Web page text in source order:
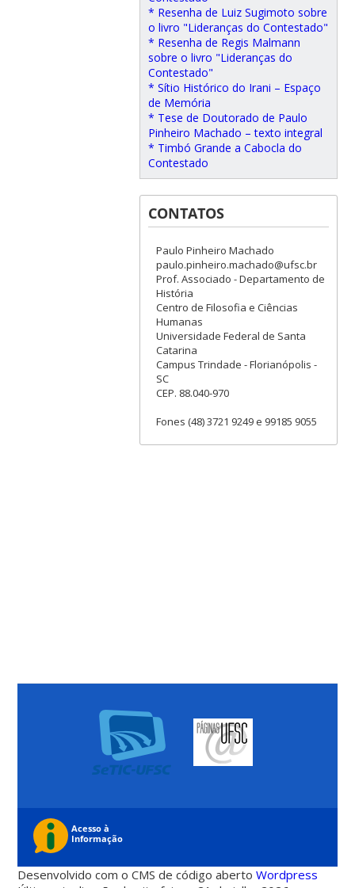
* Resenha de Luiz Sugimoto sobre
o livro "Lideranças do Contestado"
* Resenha de Regis Malmann
sobre o livro "Lideranças do
Contestado"
* Sítio Histórico do Irani – Espaço
de Memória
* Tese de Doutorado de Paulo
Pinheiro Machado – texto integral
* Timbó Grande a Cabocla do
Contestado
CONTATOS
Paulo Pinheiro Machado
paulo.pinheiro.machado@ufsc.br
Prof. Associado - Departamento de
História
Centro de Filosofia e Ciências
Humanas
Universidade Federal de Santa
Catarina
Campus Trindade - Florianópolis -
SC
CEP. 88.040-970
Fones (48) 3721 9249 e 99185 9055
Desenvolvido com o CMS de código abertoWordpress